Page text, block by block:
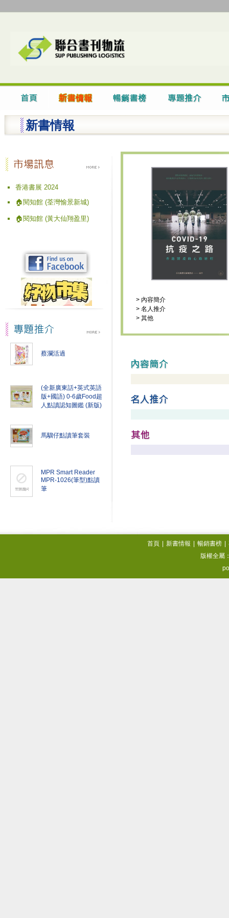
新書情報
香港書展 2024
🏠閱知館 (荃灣愉景新城)
🏠閱知館 (黃大仙翔盈里)
蔡瀾活過
(全新廣東話+英式英語
版+國語) 0-6歲Food超
人點讀認知圖鑑 (新版)
馬騮仔點讀筆套裝
MPR Smart Reader
MPR-1026(筆型)點讀
筆
> 內容簡介
> 名人推介
> 其他
首頁 新書情報 暢銷書榜
版權全屬